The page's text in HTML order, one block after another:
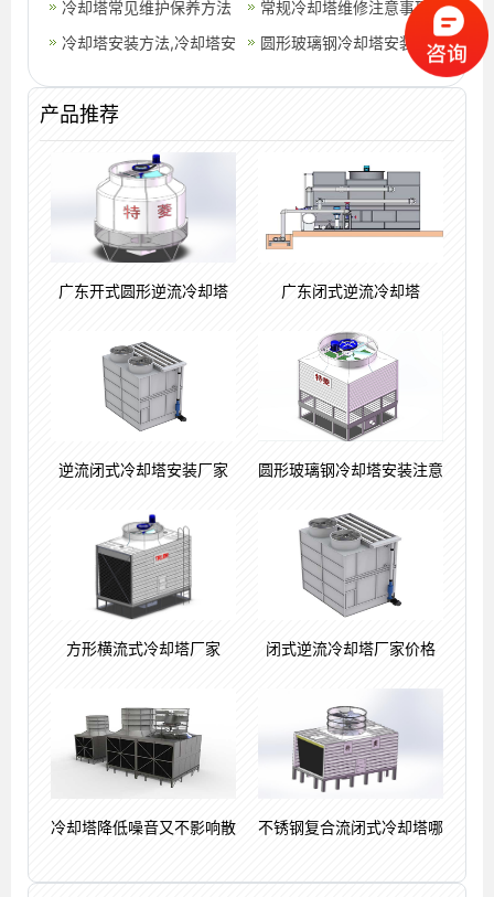
事项
么挑选,冷却塔电机维修注
意事项
意事项,冷却塔填料的更换
维护周期
冷却塔常见维护保养方法
常规冷却塔维修注意事项
(冷却塔操作规程及安全注
冷却塔安装方法,冷却塔安
圆形玻璃钢冷却塔安装注意
产品推荐
广东开式圆形逆流冷却塔 广东闭式逆流冷却塔
逆流闭式冷却塔安装厂家 圆形玻璃钢冷却塔安装注意
方形横流式冷却塔厂家 闭式逆流冷却塔厂家价格
冷却塔降低噪音又不影响散 不锈钢复合流闭式冷却塔哪